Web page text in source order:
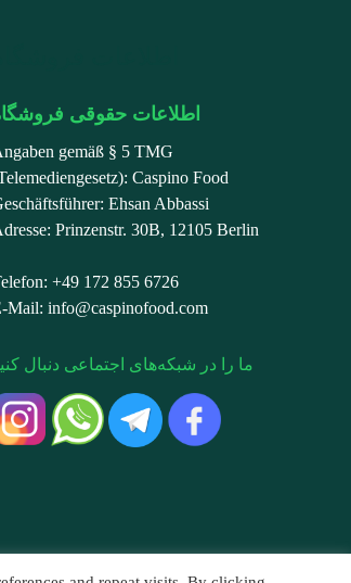
اطلاعات حقوقی
gemäß § 5 TMG
Caspino Food
Ehsan Abbassi
Prinzenstr. 30B, 12105 Berlin
+49 172 855 6726
Mail: info@caspinofood.com
ما را در شبکه‌های اجتماعی دنبال